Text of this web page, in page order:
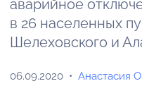
аварийное
в 26 населенных
Шелеховского и
06.09.2020 Анастасия